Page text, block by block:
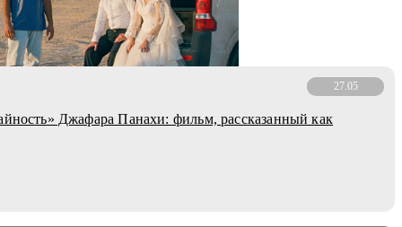
27.05
Джафара Панахи: фильм, рассказанный как